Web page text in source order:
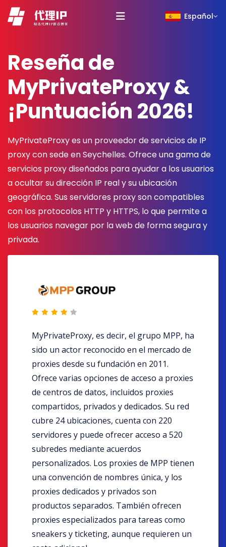
Español
Reseña de
MyPrivateProxy &
¡Puntuación 2026!
MyPrivateProxy es un proveedor de servicios de IP
proxy con sede en Seychelles. Ofrece una gama de
servicios proxy diseñados para ayudar a los usuarios
a ocultar su dirección IP real y su ubicación
geográfica. Sus servidores proxy son compatibles
con los protocolos HTTP y HTTPS, lo que permite a
los usuarios navegar por la web de forma segura y
privada.
MyPrivateProxy, es decir, el grupo MPP, ha
sido un actor reconocido en el mercado de
proxies desde su fundación en 2011.
Ofrece varias opciones de acceso a proxies
de centros de datos, incluidos proxies
compartidos, privados y dedicados. Su red
cubre 24 ubicaciones, cuenta con 220
servidores y puede ofrecer acceso a 520
subredes mediante acuerdos
personalizados. Los proxies de MPP tienen
una convención de nombres única, y los
proxies dedicados y privados son
productos separados. También ofrecen
proxies especializados para tareas como
sneakers y ticketing, aunque requieren un